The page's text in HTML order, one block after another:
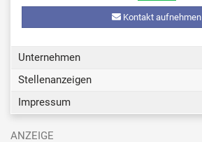
Kontakt aufnehmen
Unternehmen
Stellenanzeigen
Impressum